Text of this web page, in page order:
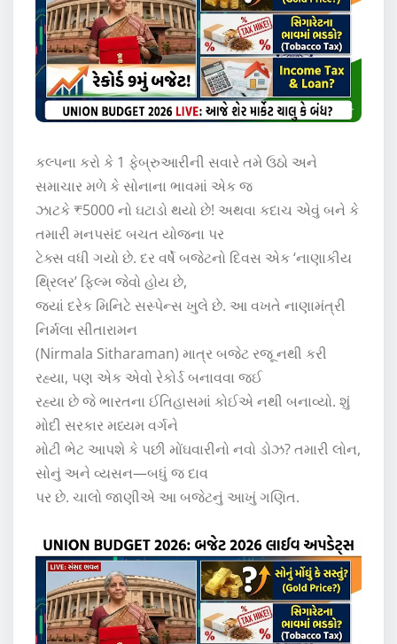
કલ્પના કરો કે 1 ફેબ્રુઆરીની સવારે તમે ઉઠો અને
સમાચાર મળે કે સોનાના ભાવમાં એક જ
ઝાટકે ₹5000 નો ઘટાડો થયો છે! અથવા કદાચ એવું બને કે
તમારી મનપસંદ બચત યોજના પર
ટેક્સ વધી ગયો છે. દર વર્ષે બજેટનો દિવસ એક ‘નાણાકીય
થ્રિલર’ ફિલ્મ જેવો હોય છે,
જ્યાં દરેક મિનિટે સસ્પેન્સ ખુલે છે. આ વખતે નાણામંત્રી
નિર્મલા સીતારામન
(Nirmala Sitharaman) માત્ર બજેટ રજૂ નથી કરી
રહ્યા, પણ એક એવો રેકોર્ડ બનાવવા જઈ
રહ્યા છે જે ભારતના ઈતિહાસમાં કોઈએ નથી બનાવ્યો. શું
મોદી સરકાર મધ્યમ વર્ગને
મોટી ભેટ આપશે કે પછી મોંઘવારીનો નવો ડોઝ? તમારી લોન,
સોનું અને વ્યસન—બધું જ દાવ
પર છે. ચાલો જાણીએ આ બજેટનું આખું ગણિત.